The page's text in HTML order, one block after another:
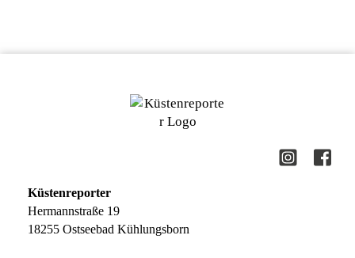
Küstenreporter
Hermannstraße 19
18255 Ostseebad Kühlungsborn